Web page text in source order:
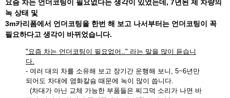
요즘 차는 언더코팅이 필요없다는 생각이 있었는데, 7년된 제 차량의
녹 상태 및
3m카리폼에서 언더코팅을 한번 해 보고 나서부터는 언더코팅이 꼭
필요하다고 생각이 바뀌었습니다.
"요즘 차는 언더코팅이 필요없어.." 라는 말을 많이 듣습니
다.
- 여러 대의 차를 소유해 보고 장기간 운행해 보니, 5~6년만
되어도 차대에 염화칼슘 때문에 녹이 많이 씁니다.
(차대가 아닌 교체 가능한 부품들은 찌그덕 소리가 나면 바